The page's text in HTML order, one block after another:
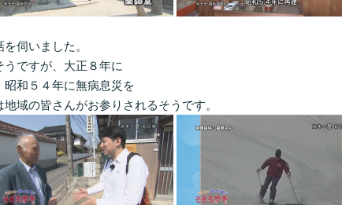
伺いました。
ですが、大正８年に
和５４年に無病息災を
域の皆さんがお参りされるそうです。